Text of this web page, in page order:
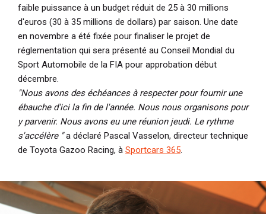
faible puissance à un budget réduit de 25 à 30 millions
d'euros (30 à 35 millions de dollars) par saison. Une date
en novembre a été fixée pour finaliser le projet de
réglementation qui sera présenté au Conseil Mondial du
Sport Automobile de la FIA pour approbation début
décembre.
"Nous avons des échéances à respecter pour fournir une
ébauche d'ici la fin de l'année. Nous nous organisons pour
y parvenir. Nous avons eu une réunion jeudi. Le rythme
s'accélère "a déclaré Pascal Vasselon, directeur technique
de Toyota Gazoo Racing, à Sportcars 365.